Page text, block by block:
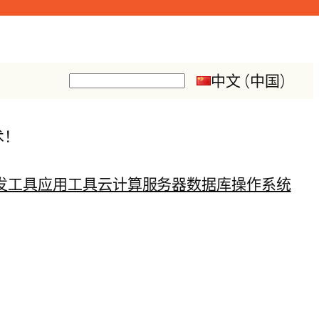
搜
中文 (中国)
工具应用工具云计算服务器数据库操作系统